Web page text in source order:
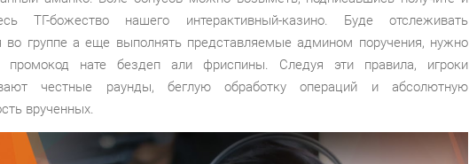
ТГ-божество нашего интерактивный-казино. Буде отслеживать
во группе а еще выполнять представляемые админом поручения, нужно
промокод нате бездеп али фриспины. Следуя эти правила, игроки
честные раунды, беглую обработку операций и абсолютную
врученных.